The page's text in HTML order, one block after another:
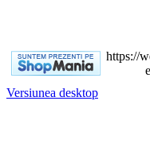
https://
Versiunea desktop